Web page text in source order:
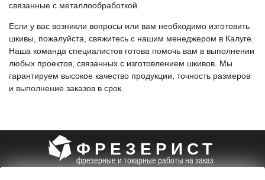
связанные с металлообработкой.
Если у вас возникли вопросы или вам необходимо изготовить
шкивы, пожалуйста, свяжитесь с нашим менеджером в Калуге.
Наша команда специалистов готова помочь вам в выполнении
любых проектов, связанных с изготовлением шкивов. Мы
гарантируем высокое качество продукции, точность размеров
и выполнение заказов в срок.
ФРЕЗЕРИСТ
фрезерные и токарные работы на заказ